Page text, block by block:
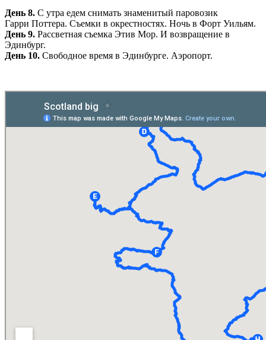
День 8. С утра едем снимать знаменитый паровозик
Гарри Поттера. Съемки в окрестностях. Ночь в Форт Уильям.
День 9. Рассветная съемка Этив Мор. И возвращение в
Эдинбург.
День 10. Свободное время в Эдинбурге. Аэропорт.